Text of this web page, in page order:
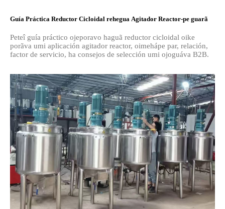
Guía Práctica Reductor Cicloidal rehegua Agitador Reactor-pe guarã
Peteî guía práctico ojeporavo haguã reductor cicloidal oike
porãva umi aplicación agitador reactor, oimehápe par, relación,
factor de servicio, ha consejos de selección umi ojoguáva B2B.